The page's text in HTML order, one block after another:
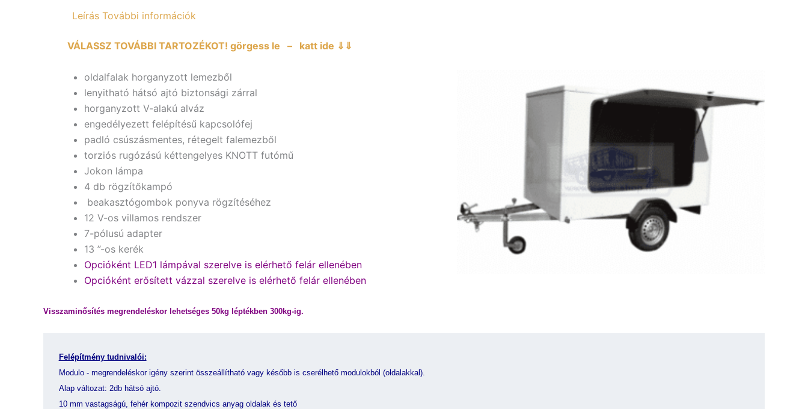
Leírás További információk
VÁLASSZ TOVÁBBI TARTOZÉKOT! görgess le – katt ide ⇓⇓
oldalfalak horganyzott lemezből
lenyitható hátsó ajtó biztonsági zárral
horganyzott V-alakú alváz
engedélyezett felépítésű kapcsolófej
padló csúszásmentes, rétegelt falemezből
torziós rugózású kéttengelyes KNOTT futómű
Jokon lámpa
4 db rögzítőkampó
beakasztógombok ponyva rögzítéséhez
12 V-os villamos rendszer
7-pólusú adapter
13 ”-os kerék
Opcióként LED1 lámpával szerelve is elérhető felár ellenében
Opcióként erősített vázzal szerelve is elérhető felár ellenében
Visszaminősítés megrendeléskor lehetséges 50kg léptékben 300kg-ig.
Felépítmény tudnivalói:
Modulo - megrendeléskor igény szerint összeállítható vagy később is cserélhető modulokból (oldalakkal).
Alap változat: 2db hátsó ajtó.
10 mm vastagságú, fehér kompozit szendvics anyag oldalak és tető